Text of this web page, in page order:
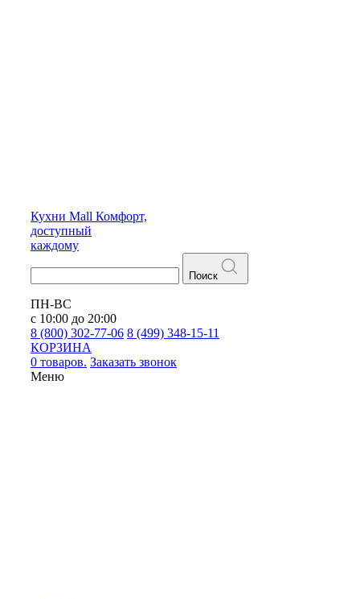
Кухни Mall Комфорт,
доступный
каждому
Поиск
ПН-ВС
с 10:00 до 20:00
8 (800) 302-77-06 8 (499) 348-15-11
КОРЗИНА
0 товаров. Заказать звонок
Меню